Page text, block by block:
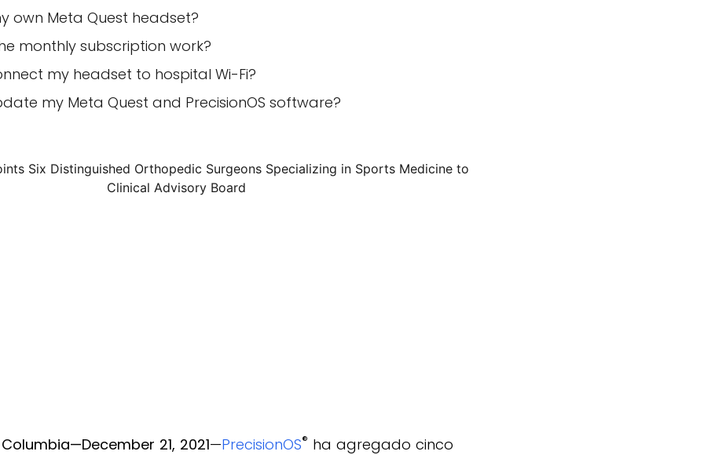
own Meta Quest headset?
monthly subscription work?
my headset to hospital Wi-Fi?
my Meta Quest and PrecisionOS software?
Columbia—December 21, 2021—PrecisionOS® ha agregado cinco